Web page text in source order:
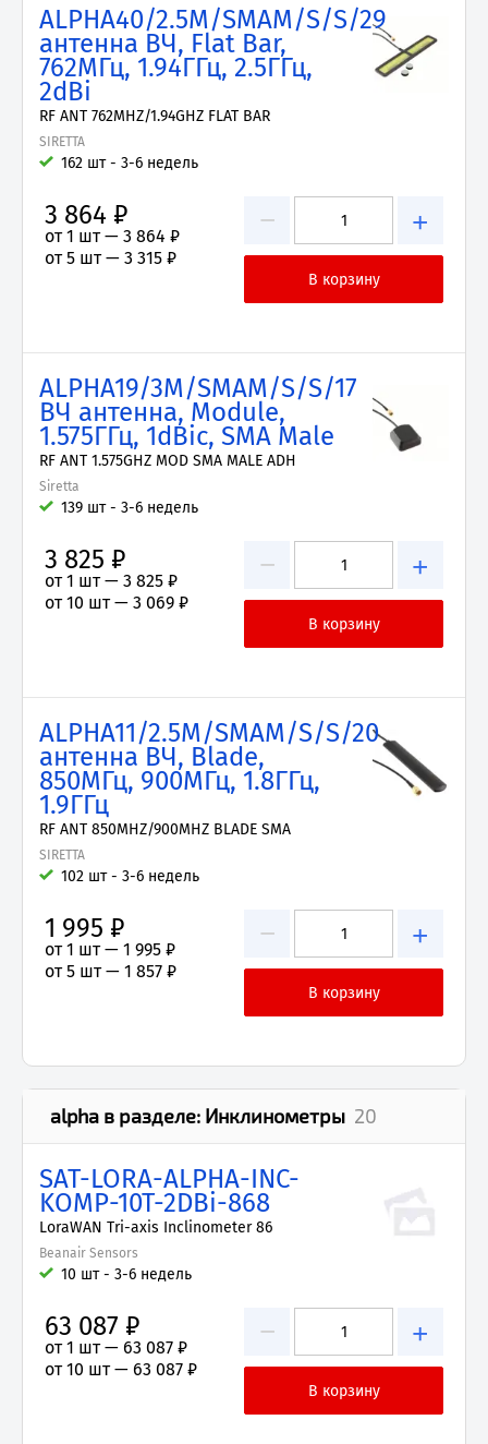
ALPHA40/2.5M/SMAM/S/S/29
антенна ВЧ, Flat Bar,
762МГц, 1.94ГГц, 2.5ГГц,
2dBi
RF ANT 762MHZ/1.94GHZ FLAT BAR
SIRETTA
162 шт - 3-6 недель
− +
3 864 ₽
от 1 шт — 3 864 ₽
от 5 шт — 3 315 ₽
ALPHA19/3M/SMAM/S/S/17
ВЧ антенна, Module,
1.575ГГц, 1dBic, SMA Male
RF ANT 1.575GHZ MOD SMA MALE ADH
Siretta
139 шт - 3-6 недель
− +
3 825 ₽
от 1 шт — 3 825 ₽
от 10 шт — 3 069 ₽
ALPHA11/2.5M/SMAM/S/S/20
антенна ВЧ, Blade,
850МГц, 900МГц, 1.8ГГц,
1.9ГГц
RF ANT 850MHZ/900MHZ BLADE SMA
SIRETTA
102 шт - 3-6 недель
− +
1 995 ₽
от 1 шт — 1 995 ₽
от 5 шт — 1 857 ₽
alpha в разделе: Инклинометры 20
SAT-LORA-ALPHA-INC-
KOMP-10T-2DBi-868
LoraWAN Tri-axis Inclinometer 86
Beanair Sensors
10 шт - 3-6 недель
− +
63 087 ₽
от 1 шт — 63 087 ₽
от 10 шт — 63 087 ₽